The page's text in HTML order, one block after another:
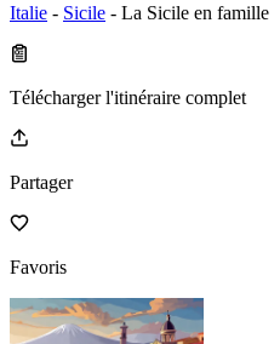
Italie - Sicile - La Sicile en famille
Télécharger l'itinéraire complet
Partager
Favoris